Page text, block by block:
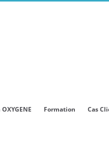
Formation Cas